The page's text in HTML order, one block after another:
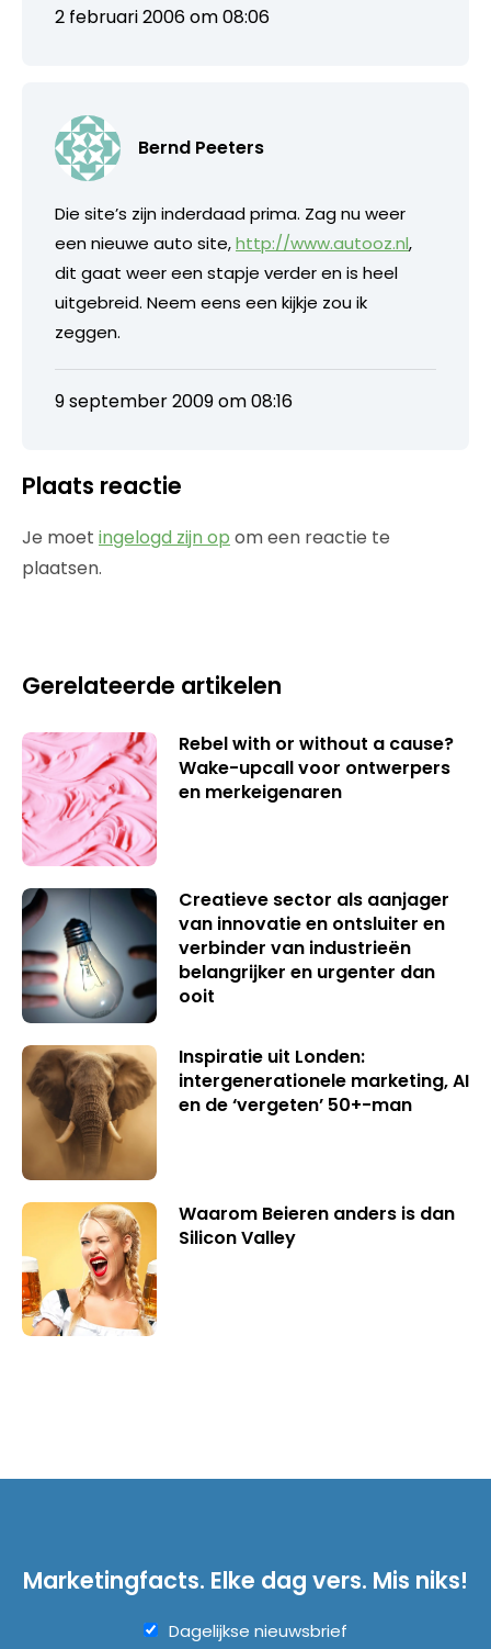
2 februari 2006 om 08:06
Bernd Peeters
Die site’s zijn inderdaad prima. Zag nu weer
een nieuwe auto site,http://www.autooz.nl,
dit gaat weer een stapje verder en is heel
uitgebreid. Neem eens een kijkje zou ik
zeggen.
9 september 2009 om 08:16
Plaats reactie
Je moet ingelogd zijn op om een reactie te
plaatsen.
Gerelateerde artikelen
Rebel with or without a cause?
Wake-upcall voor ontwerpers
en merkeigenaren
Creatieve sector als aanjager
van innovatie en ontsluiter en
verbinder van industrieën
belangrijker en urgenter dan
ooit
Inspiratie uit Londen:
intergenerationele marketing, AI
en de ‘vergeten’ 50+-man
Waarom Beieren anders is dan
Silicon Valley
Marketingfacts. Elke dag vers. Mis niks!
Dagelijkse nieuwsbrief